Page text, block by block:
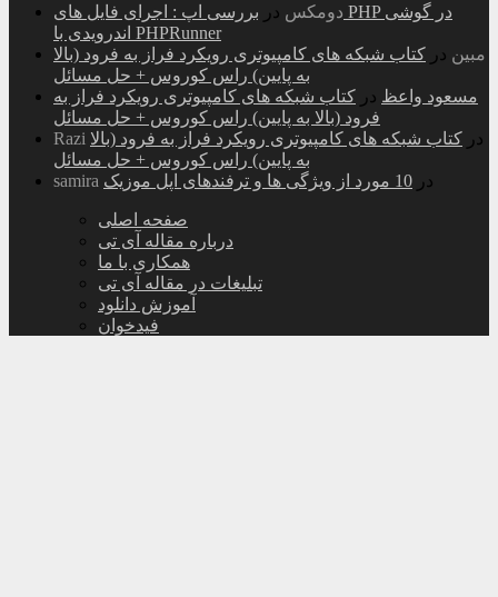
دومکس در بررسی اپ : اجرای فایل های PHP در گوشی
اندرویدی با PHPRunner
مبین در کتاب شبکه های کامپیوتری رویکرد فراز به فرود (بالا
به پایین) راس کوروس + حل مسائل
مسعود واعظ در کتاب شبکه های کامپیوتری رویکرد فراز به
فرود (بالا به پایین) راس کوروس + حل مسائل
Razi
در کتاب شبکه های کامپیوتری رویکرد فراز به فرود (بالا
به پایین) راس کوروس + حل مسائل
samira
در 10 مورد از ویژگی ها و ترفندهای اپل موزیک
صفحه اصلی
درباره مقاله آی تی
همکاری با ما
تبلیغات در مقاله آی تی
آموزش دانلود
فیدخوان